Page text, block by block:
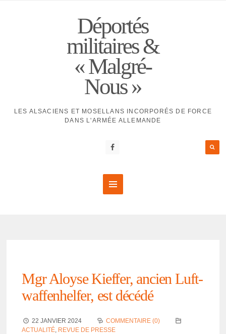
Déportés
militaires &
« Malgré-
Nous »
LES ALSACIENS ET MOSELLANS INCORPORÉS DE FORCE
DANS L'ARMÉE ALLEMANDE
Mgr Aloyse Kief­fer, ancien Luft­
waf­fen­hel­fer, est décédé
22 JANVIER 2024
COMMENTAIRE (0)
ACTUALITÉ, REVUE DE PRESSE